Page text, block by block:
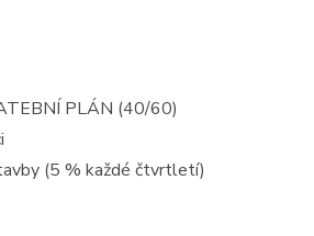
PLÁN (40/60)
(5 % každé čtvrtletí)